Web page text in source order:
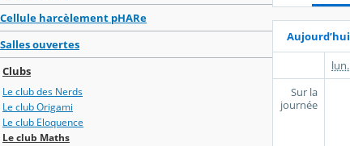
Cellule harcèlement pHARe
Salles ouvertes
Clubs
Le club des Nerds
Le club Origami
Le club Eloquence
Le club Maths
Aujourd’hui
lun.
Sur la
journée